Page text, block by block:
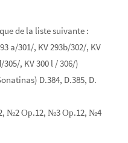
de la liste suivante :
a/301/, KV 293b/302/, KV
305/, KV 300 l / 306/)
D.384, D.385, D.
№2 Ор.12, №3 Ор.12, №4